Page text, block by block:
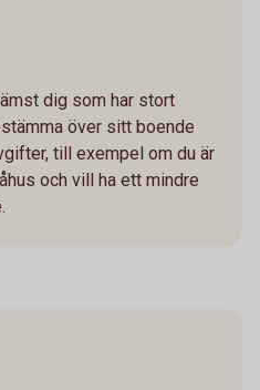
dig som har stort
över sitt boende
till exempel om du är
och vill ha ett mindre